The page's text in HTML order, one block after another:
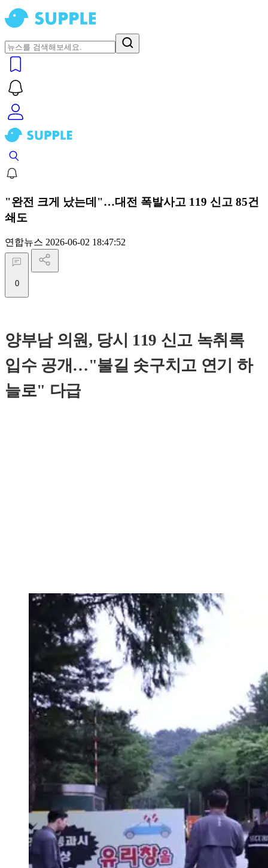
"완전 크게 났는데"…대전 폭발사고 119 신고 85건
쇄도
연합뉴스 2026-06-02 18:47:52
0
양부남 의원, 당시 119 신고 녹취록
입수 공개…"불길 솟구치고 연기 하
늘로" 다급